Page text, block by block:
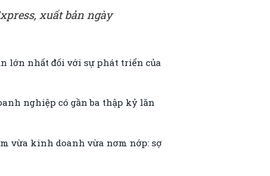
xuất bản ngày
lớn nhất đối với sự phát triển của
nghiệp có gần ba thập kỷ lăn
vừa kinh doanh vừa nơm nớp: sợ